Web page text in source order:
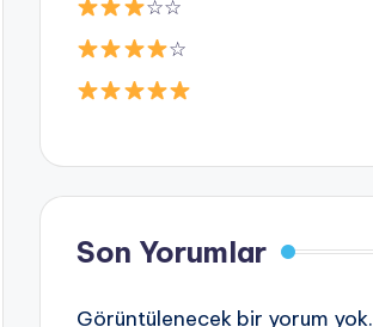
☆☆
☆
Son Yorumlar
Görüntülenecek bir yorum yok.